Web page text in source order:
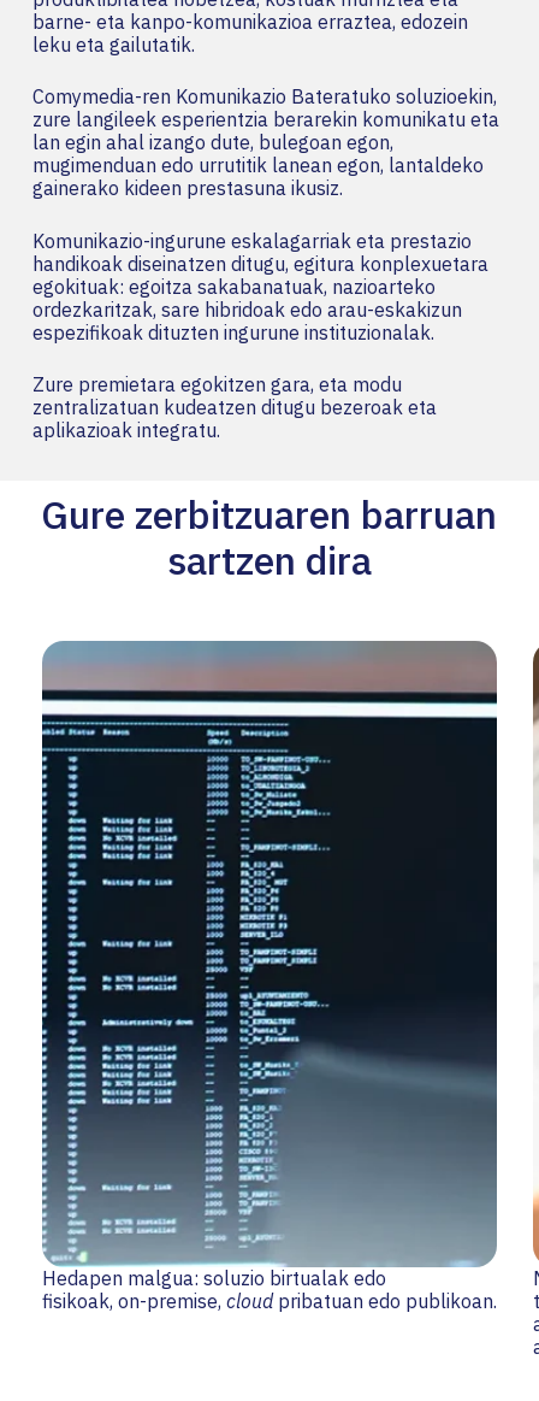
barne- eta kanpo-komunikazioa erraztea, edozein
leku eta gailutatik.
Comymedia-ren Komunikazio Bateratuko soluzioekin,
zure langileek esperientzia berarekin komunikatu eta
lan egin ahal izango dute, bulegoan egon,
mugimenduan edo urrutitik lanean egon, lantaldeko
gainerako kideen prestasuna ikusiz.
Komunikazio-ingurune eskalagarriak eta prestazio
handikoak diseinatzen ditugu, egitura konplexuetara
egokituak: egoitza sakabanatuak, nazioarteko
ordezkaritzak, sare hibridoak edo arau-eskakizun
espezifikoak dituzten ingurune instituzionalak.
Zure premietara egokitzen gara, eta modu
zentralizatuan kudeatzen ditugu bezeroak eta
aplikazioak integratu.
Gure zerbitzuaren barruan
sartzen dira
Hedapen malgua: soluzio birtualak edo
fisikoak, on-premise, cloudpribatuan edo publikoan.